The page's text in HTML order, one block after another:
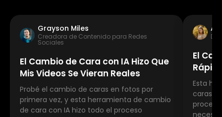
Grayson Miles
Creadora de Contenido para Redes
Sociales
El Cambio de Cara con IA Hizo Que
Mis Videos Se Vieran Reales
Probé el cambio de caras en fotos por
primera vez, y esta herramienta de cambio
de cara con IA hizo todo el proceso
El
Esta
caras